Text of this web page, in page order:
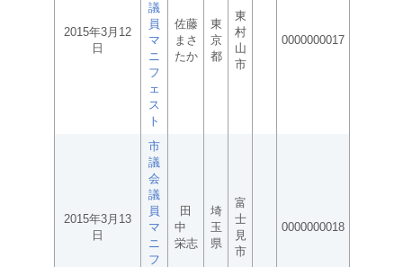
2015年3月12
日
議
員
マ
ニ
フ
ェ
ス
ト
佐藤
まさ
たか
東
京
都
東
村
山
市
0000000017
2015年3月13
日
市
議
会
議
員
マ
ニ
フ
田
中
栄志
埼
玉
県
富
士
見
市
0000000018